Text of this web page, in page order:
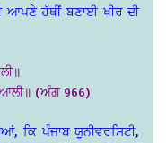
ਹੱਥੀਂ ਬਣਾਈ ਖੀਰ ਦੀ
(ਅੰਗ 966)
ਕਿ ਪੰਜਾਬ ਯੂਨੀਵਰਸਿਟੀ,